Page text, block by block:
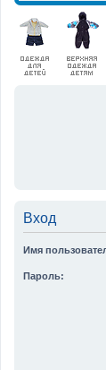
Вход
Имя
Пароль: